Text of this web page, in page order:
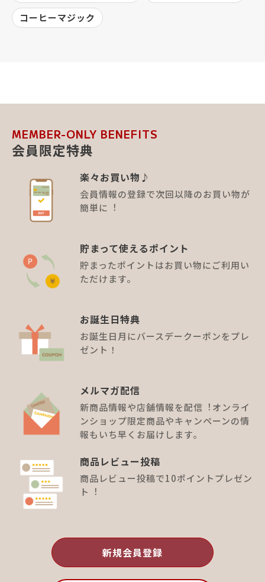
コーヒーマジック
MEMBER-ONLY BENEFITS
会員限定特典
楽々お買い物♪
会員情報の登録で次回以降のお買い物が
簡単に︕
貯まって使えるポイント
貯まったポイントはお買い物にご利用い
ただけます。
お誕⽣⽇特典
お誕生日月にバースデークーポンをプレ
ゼント！
メルマガ配信
新商品情報や店舗情報を配信︕オンライ
ンショップ限定商品やキャンペーンの情
報もいち早くお届けします。
商品レビュー投稿
商品レビュー投稿で10ポイントプレゼン
ト︕
新規会員登録